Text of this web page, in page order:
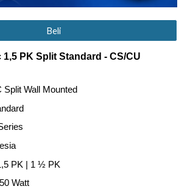
Beli
1,5 PK Split Standard- CS/CU
Split Wall Mounted
PK | 1 ½ PK
Watt